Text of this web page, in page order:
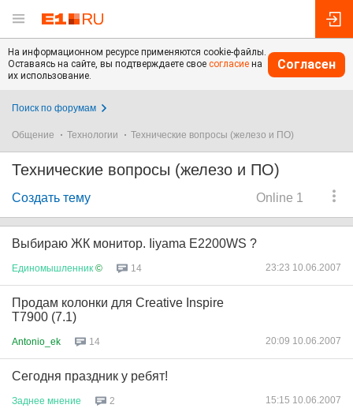
На информационном ресурсе применяются cookie-файлы.
Оставаясь на сайте, вы подтверждаете свое согласие на
их использование.
Согласен
Поиск по форумам
Общение Технологии Технические вопросы (железо и ПО)
Технические вопросы (железо и ПО)
Online 1
Создать тему
Выбираю ЖК монитор. Iiyama E2200WS ?
Единомышленник © 14 23:23 10.06.2007
Продам колонки для Creative Inspire
T7900 (7.1)
Antonio_ek 14 20:09 10.06.2007
Сегодня праздник у ребят!
Заднее мнение 2 15:15 10.06.2007